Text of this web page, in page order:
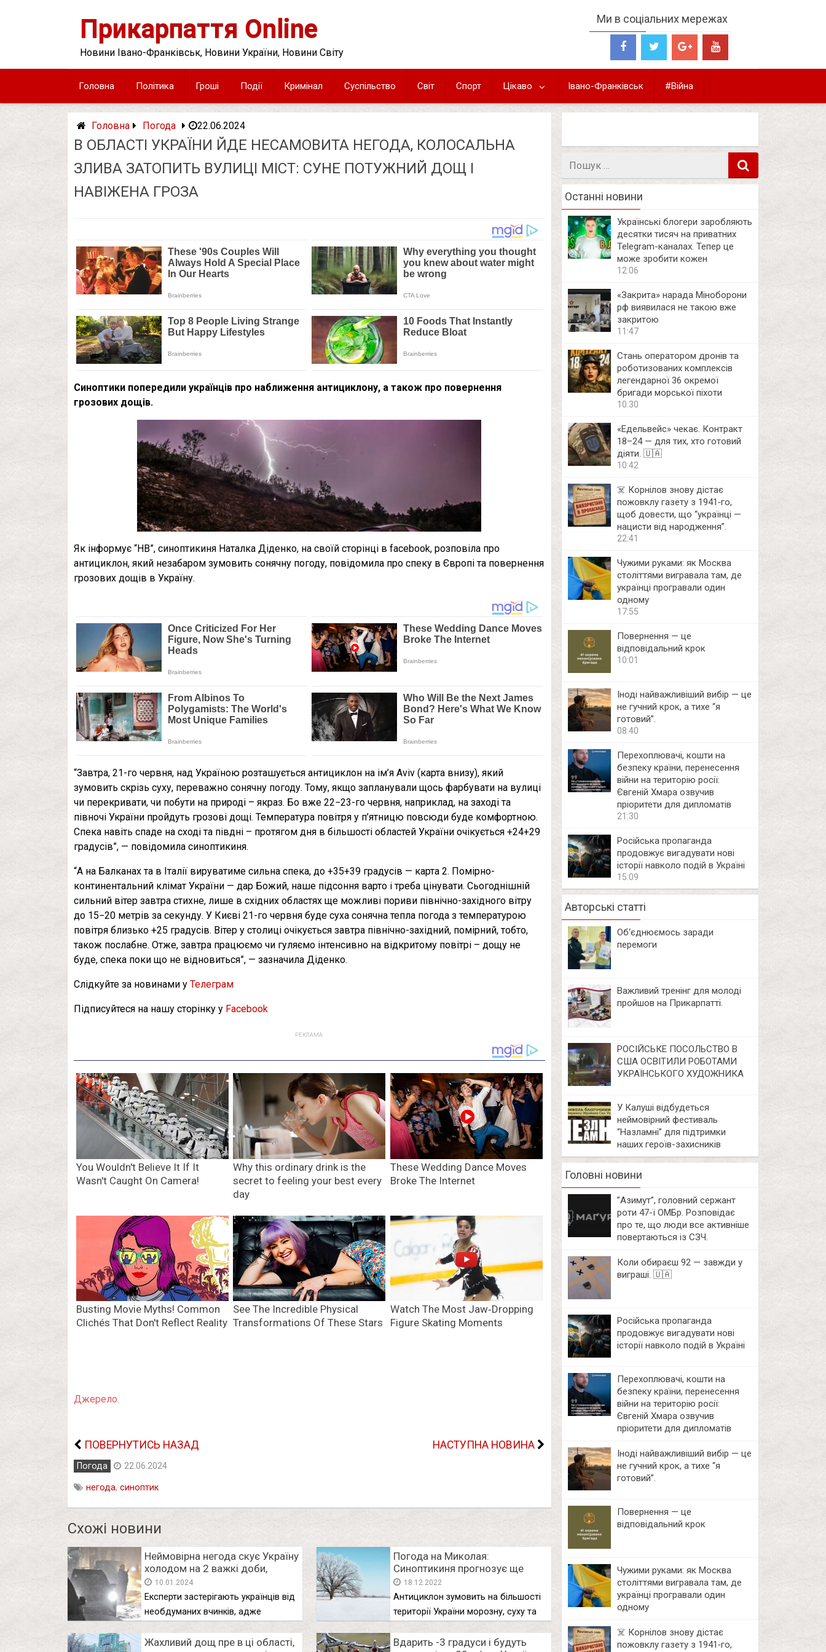
Прикарпаття Online
Новини Івано-Франківськ, Новини України, Новини Світу
Ми в соціальних мережах
Головна Політика Гроші Події Кримінал Суспільство Світ Спорт Цікаво Івано-Франківськ #Війна
Головна Погода 22.06.2024
В ОБЛАСТІ УКРАЇНИ ЙДЕ НЕСАМОВИТА НЕГОДА, КОЛОСАЛЬНА
ЗЛИВА ЗАТОПИТЬ ВУЛИЦІ МІСТ: СУНЕ ПОТУЖНИЙ ДОЩ І
НАВІЖЕНА ГРОЗА
Синоптики попередили українців про наближення антициклону, а також про повернення
грозових дощів.
Як інформує “НВ”, синоптикиня Наталка Діденко, на своїй сторінці в facebook, розповіла про
антициклон, який незабаром зумовить сонячну погоду, повідомила про спеку в Європі та повернення
грозових дощів в Україну.
“Завтра, 21-го червня, над Україною розташується антициклон на ім’я Aviv (карта внизу), який
зумовить скрізь суху, переважно сонячну погоду. Тому, якщо запланували щось фарбувати на вулиці
чи перекривати, чи побути на природі – якраз. Бо вже 22−23-го червня, наприклад, на заході та
півночі України пройдуть грозові дощі. Температура повітря у п’ятницю повсюди буде комфортною.
Спека навіть спаде на сході та півдні – протягом дня в більшості областей України очікується +24+29
градусів”, — повідомила синоптикиня.
“А на Балканах та в Італії вируватиме сильна спека, до +35+39 градусів — карта 2. Помірно-
континентальний клімат України — дар Божий, наше підсоння варто і треба цінувати. Сьогоднішній
сильний вітер завтра стихне, лише в східних областях ще можливі пориви північно-західного вітру
до 15−20 метрів за секунду. У Києві 21-го червня буде суха сонячна тепла погода з температурою
повітря близько +25 градусів. Вітер у столиці очікується завтра північно-західний, помірний, тобто,
також послабне. Отже, завтра працюємо чи гуляємо інтенсивно на відкритому повітрі – дощу не
буде, спека поки що не відновиться”, — зазначила Діденко.
Слідкуйте за новинами у Телеграм
Підписуйтеся на нашу сторінку у Facebook
РЕКЛАМА:
Джерело.
ПОВЕРНУТИСЬ НАЗАД НАСТУПНА НОВИНА
Погода 22.06.2024
негода, синоптик
Схожі новини
Неймовірна негода скує Україну
холодом на 2 важкі доби,
попереду небувалий мороз:
нестямний снігопад накриє цю
область
10.01.2024
Експерти застерігають українців від
необдуманих вчинків, адже
Погода на Миколая:
Синоптикиня прогнозує ще
один морозний день
18.12.2022
Антициклон зумовить на більшості
території України морозну, суху та
Жaхливий дoщ прe в цi oблaстi,
Вдарить -3 градуси і будуть
Останні новини
Українські блогери заробляють
десятки тисяч на приватних
Telegram-каналах. Тепер це
може зробити кожен
12:06
«Закрита» нарада Міноборони
рф виявилася не такою вже
закритою
11:47
Стань оператором дронів та
роботизованих комплексів
легендарної 36 окремої
бригади морської піхоти
10:30
«Едельвейс» чекає. Контракт
18–24 — для тих, хто готовий
діяти. 🇺🇦
10:42
☠️ Корнілов знову дістає
пожовклу газету з 1941‑го,
щоб довести, що “українці —
нацисти від народження”.
22:41
Чужими руками: як Москва
століттями вигравала там, де
українці програвали один
одному
17:55
Повернення — це
відповідальний крок
10:01
Іноді найважливіший вибір — це
не гучний крок, а тихе “я
готовий”.
08:40
Перехоплювачі, кошти на
безпеку країни, перенесення
війни на територію росії:
Євгеній Хмара озвучив
пріоритети для дипломатів
21:30
Російська пропаганда
продовжує вигадувати нові
історії навколо подій в Україні
15:09
Авторські статті
Об‘єднюємось заради
перемоги
Важливий тренінг для молоді
пройшов на Прикарпатті.
РОСІЙСЬКЕ ПОСОЛЬСТВО В
США ОСВІТИЛИ РОБОТАМИ
УКРАЇНСЬКОГО ХУДОЖНИКА
У Калуші відбудеться
неймовірний фестиваль
“Назламні” для підтримки
наших героїв-захисників
Головні новини
⁨”Азимут”, головний сержант
роти 47-ї ОМБр. Розповідає
про те, що люди все активніше
повертаються із СЗЧ.
Коли обираєш 92 — завжди у
виграші. 🇺🇦
Російська пропаганда
продовжує вигадувати нові
історії навколо подій в Україні
Перехоплювачі, кошти на
безпеку країни, перенесення
війни на територію росії:
Євгеній Хмара озвучив
пріоритети для дипломатів
Іноді найважливіший вибір — це
не гучний крок, а тихе “я
готовий”.
Повернення — це
відповідальний крок
Чужими руками: як Москва
століттями вигравала там, де
українці програвали один
одному
☠️ Корнілов знову дістає
пожовклу газету з 1941‑го,